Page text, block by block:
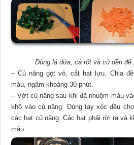
Dùng lá dứa, cà rốt và củ dền
– Củ năng gọt vỏ, cắt hạt lựu. Chia
màu, ngâm khoảng 30 phút.
– Vớt củ năng sau khi đã nhuộm màu
khô vào củ năng. Dùng tay xóc đều
các hạt củ năng. Các hạt phải rời ra và
màu.